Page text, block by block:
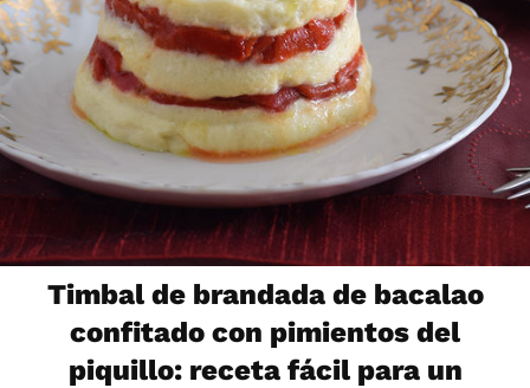
Timbal de brandada de bacalao
confitado con pimientos del
piquillo: receta fácil para un